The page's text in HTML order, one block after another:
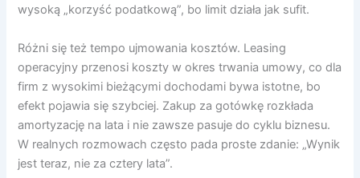
wysoką „korzyść podatkową”, bo limit działa jak sufit.
Różni się też tempo ujmowania kosztów. Leasing
operacyjny przenosi koszty w okres trwania umowy, co dla
firm z wysokimi bieżącymi dochodami bywa istotne, bo
efekt pojawia się szybciej. Zakup za gotówkę rozkłada
amortyzację na lata i nie zawsze pasuje do cyklu biznesu.
W realnych rozmowach często pada proste zdanie: „Wynik
jest teraz, nie za cztery lata”.